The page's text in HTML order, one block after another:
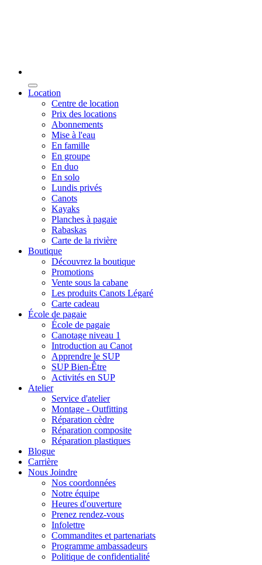
Location
Centre de location
Prix des locations
Abonnements
Mise à l'eau
En famille
En groupe
En duo
En solo
Lundis privés
Canots
Kayaks
Planches à pagaie
Rabaskas
Carte de la rivière
Boutique
Découvrez la boutique
Promotions
Vente sous la cabane
Les produits Canots Légaré
Carte cadeau
École de pagaie
École de pagaie
Canotage niveau 1
Introduction au Canot
Apprendre le SUP
SUP Bien-Être
Activités en SUP
Atelier
Service d'atelier
Montage - Outfitting
Réparation cèdre
Réparation composite
Réparation plastiques
Blogue
Carrière
Nous Joindre
Nos coordonnées
Notre équipe
Heures d'ouverture
Prenez rendez-vous
Infolettre
Commandites et partenariats
Programme ambassadeurs
Politique de confidentialité